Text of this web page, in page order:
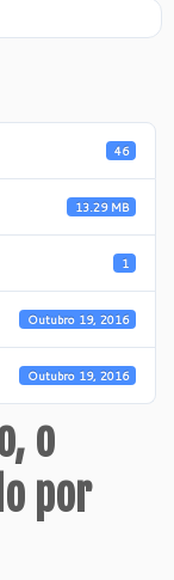
46
13.29 MB
1
Outubro 19, 2016
Outubro 19, 2016
o
por